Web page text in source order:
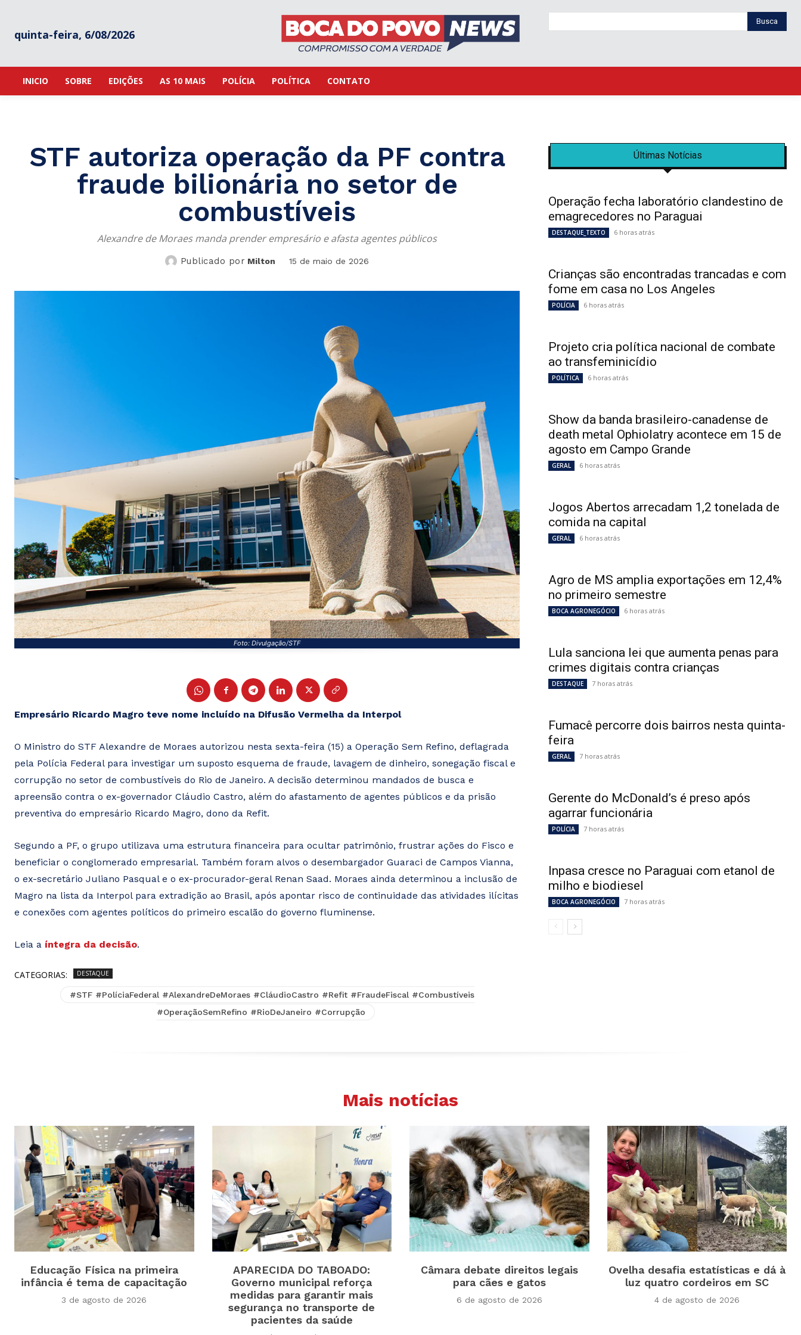
quinta-feira, 6/08/2026
Busca
INICIO SOBRE EDIÇÕES AS 10 MAIS POLÍCIA POLÍTICA CONTATO
STF autoriza operação da PF contra
fraude bilionária no setor de
combustíveis
Alexandre de Moraes manda prender empresário e afasta agentes públicos
Publicado por Milton 15 de maio de 2026
Foto: Divulgação/STF
Empresário Ricardo Magro teve nome incluído na Difusão Vermelha da Interpol
O Ministro do STF Alexandre de Moraes autorizou nesta sexta-feira (15) a Operação Sem Refino, deflagrada
pela Polícia Federal para investigar um suposto esquema de fraude, lavagem de dinheiro, sonegação fiscal e
corrupção no setor de combustíveis do Rio de Janeiro. A decisão determinou mandados de busca e
apreensão contra o ex-governador Cláudio Castro, além do afastamento de agentes públicos e da prisão
preventiva do empresário Ricardo Magro, dono da Refit.
Segundo a PF, o grupo utilizava uma estrutura financeira para ocultar patrimônio, frustrar ações do Fisco e
beneficiar o conglomerado empresarial. Também foram alvos o desembargador Guaraci de Campos Vianna,
o ex-secretário Juliano Pasqual e o ex-procurador-geral Renan Saad. Moraes ainda determinou a inclusão de
Magro na lista da Interpol para extradição ao Brasil, após apontar risco de continuidade das atividades ilícitas
e conexões com agentes políticos do primeiro escalão do governo fluminense.
Leia a íntegra da decisão.
CATEGORIAS: DESTAQUE
#STF #PolíciaFederal #AlexandreDeMoraes #CláudioCastro #Refit #FraudeFiscal #Combustíveis
#OperaçãoSemRefino #RioDeJaneiro #Corrupção
Últimas Notícias
Operação fecha laboratório clandestino de
emagrecedores no Paraguai
DESTAQUE_TEXTO 6 horas atrás
Crianças são encontradas trancadas e com
fome em casa no Los Angeles
POLÍCIA 6 horas atrás
Projeto cria política nacional de combate
ao transfeminicídio
POLÍTICA 6 horas atrás
Show da banda brasileiro-canadense de
death metal Ophiolatry acontece em 15 de
agosto em Campo Grande
GERAL 6 horas atrás
Jogos Abertos arrecadam 1,2 tonelada de
comida na capital
GERAL 6 horas atrás
Agro de MS amplia exportações em 12,4%
no primeiro semestre
BOCA AGRONEGÓCIO 6 horas atrás
Lula sanciona lei que aumenta penas para
crimes digitais contra crianças
DESTAQUE 7 horas atrás
Fumacê percorre dois bairros nesta quinta-
feira
GERAL 7 horas atrás
Gerente do McDonald’s é preso após
agarrar funcionária
POLÍCIA 7 horas atrás
Inpasa cresce no Paraguai com etanol de
milho e biodiesel
BOCA AGRONEGÓCIO 7 horas atrás
Mais notícias
Educação Física na primeira
infância é tema de capacitação
3 de agosto de 2026
APARECIDA DO TABOADO:
Governo municipal reforça
medidas para garantir mais
segurança no transporte de
pacientes da saúde
Câmara debate direitos legais
para cães e gatos
6 de agosto de 2026
Ovelha desafia estatísticas e dá à
luz quatro cordeiros em SC
4 de agosto de 2026